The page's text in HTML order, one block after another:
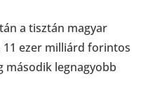
a tisztán magyar
ezer milliárd forintos
második legnagyobb